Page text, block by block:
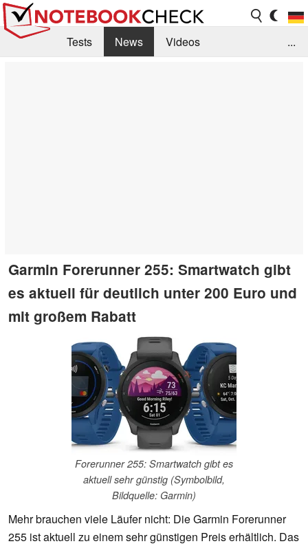
Tests News
Videos
...
Garmin Forerunner 255: Smartwatch gibt
es aktuell für deutlich unter 200 Euro und
mit großem Rabatt
Forerunner 255: Smartwatch gibt es
aktuell sehr günstig (Symbolbild,
Bildquelle: Garmin)
Mehr brauchen viele Läufer nicht: Die Garmin Forerunner
255 ist aktuell zu einem sehr günstigen Preis erhältlich. Das